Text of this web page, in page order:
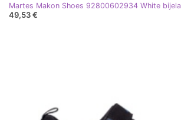
Martes Makon Shoes 92800602934 White bijela
49,53 €